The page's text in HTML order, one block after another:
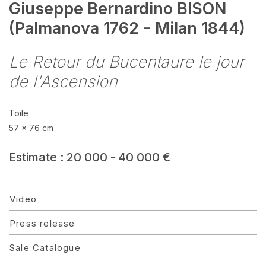
Giuseppe Bernardino BISON
(Palmanova 1762 - Milan 1844)
Le Retour du Bucentaure le jour
de l'Ascension
Toile
57 x 76 cm
Estimate : 20 000 - 40 000 €
Video
Press release
Sale Catalogue